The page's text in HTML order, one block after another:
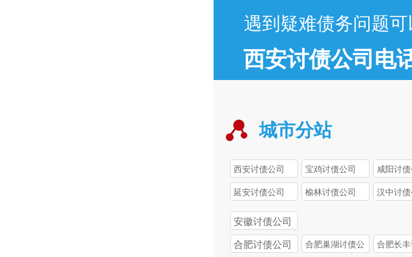
遇到疑难债务问题
西安讨债公司电
城市分站
西安讨债公司 宝鸡讨债公司 咸阳讨债
延安讨债公司 榆林讨债公司 汉中讨债
安徽讨债公司
合肥讨债公司
合肥巢湖讨债公
合肥长